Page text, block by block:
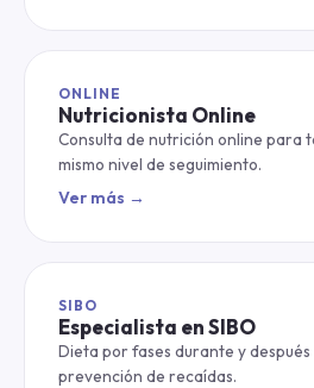
ONLINE
Nutricionista Online
Consulta de nutrición online para
mismo nivel de seguimiento.
Ver más →
SIBO
Especialista en SIBO
Dieta por fases durante y
prevención de recaídas.